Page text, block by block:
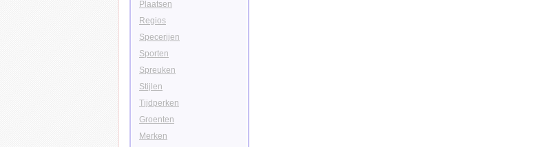
Plaatsen
Regios
Specerijen
Sporten
Spreuken
Stijlen
Tijdperken
Groenten
Merken